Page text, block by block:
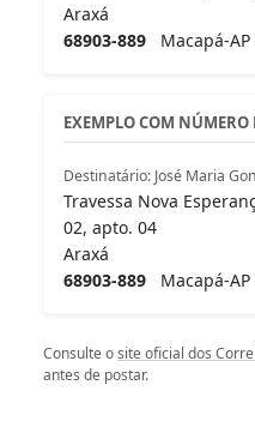
Araxá
68903-889 Macapá-AP
EXEMPLO COM NÚMERO
Destinatário: José Maria
Travessa Nova
02, apto. 04
Araxá
68903-889 Macapá-AP
Consulte osite oficial dos
antes de postar.